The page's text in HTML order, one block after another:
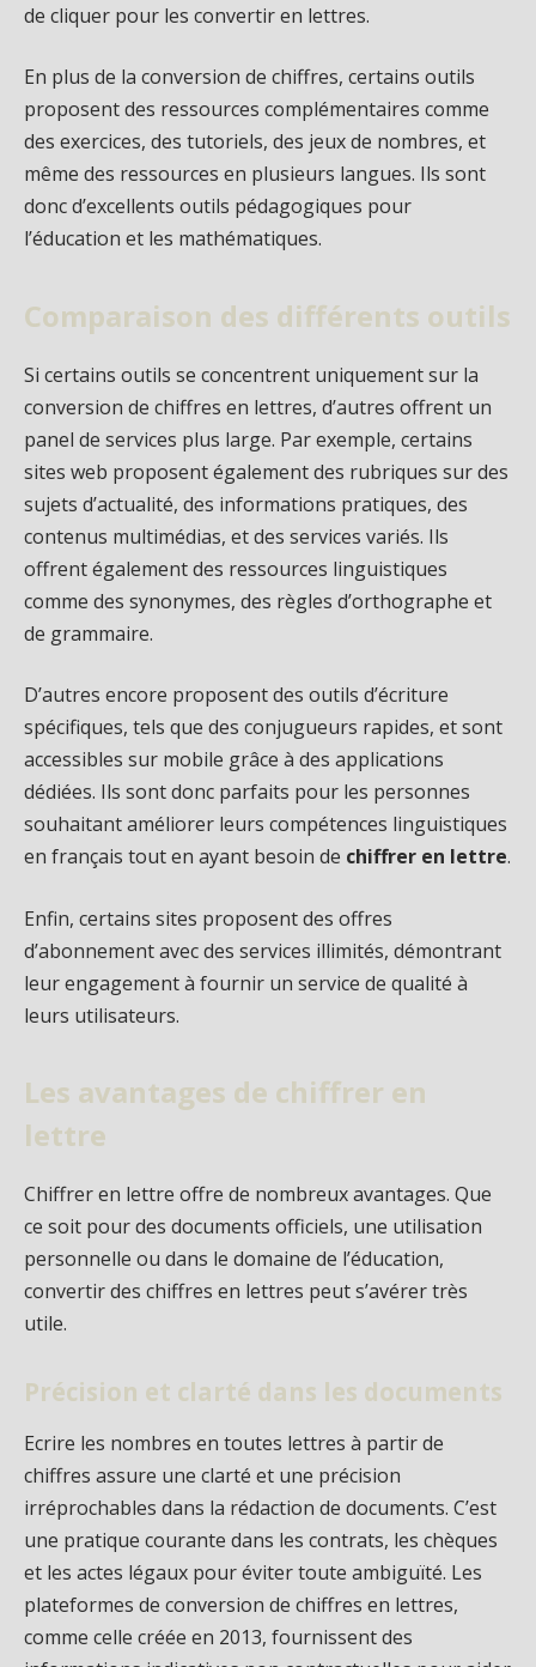
de cliquer pour les convertir en lettres.
En plus de la conversion de chiffres, certains outils
proposent des ressources complémentaires comme
des exercices, des tutoriels, des jeux de nombres, et
même des ressources en plusieurs langues. Ils sont
donc d’excellents outils pédagogiques pour
l’éducation et les mathématiques.
Comparaison des différents outils
Si certains outils se concentrent uniquement sur la
conversion de chiffres en lettres, d’autres offrent un
panel de services plus large. Par exemple, certains
sites web proposent également des rubriques sur des
sujets d’actualité, des informations pratiques, des
contenus multimédias, et des services variés. Ils
offrent également des ressources linguistiques
comme des synonymes, des règles d’orthographe et
de grammaire.
D’autres encore proposent des outils d’écriture
spécifiques, tels que des conjugueurs rapides, et sont
accessibles sur mobile grâce à des applications
dédiées. Ils sont donc parfaits pour les personnes
souhaitant améliorer leurs compétences linguistiques
en français tout en ayant besoin de chiffrer en lettre.
Enfin, certains sites proposent des offres
d’abonnement avec des services illimités, démontrant
leur engagement à fournir un service de qualité à
leurs utilisateurs.
Les avantages de chiffrer en
lettre
Chiffrer en lettre offre de nombreux avantages. Que
ce soit pour des documents officiels, une utilisation
personnelle ou dans le domaine de l’éducation,
convertir des chiffres en lettres peut s’avérer très
utile.
Précision et clarté dans les documents
Ecrire les nombres en toutes lettres à partir de
chiffres assure une clarté et une précision
irréprochables dans la rédaction de documents. C’est
une pratique courante dans les contrats, les chèques
et les actes légaux pour éviter toute ambiguïté. Les
plateformes de conversion de chiffres en lettres,
comme celle créée en 2013, fournissent des